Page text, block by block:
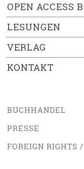
OPEN ACCESS
LESUNGEN
VERLAG
KONTAKT
BUCHHANDEL
PRESSE
FOREIGN RIGHTS